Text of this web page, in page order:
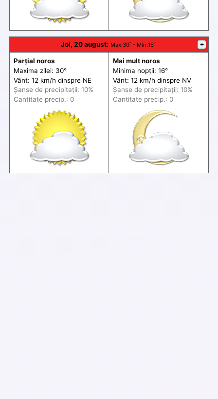
Joi, 20 august: Max:30˚ - Min:16˚ +
Parțial noros
Maxima zilei: 30°
Vânt: 12 km/h dinspre NE
Șanse de precipitații: 10%
Cantitate precip.: 0
Mai mult noros
Minima nopții: 16°
Vânt: 12 km/h dinspre NV
Șanse de precipitații: 10%
Cantitate precip.: 0